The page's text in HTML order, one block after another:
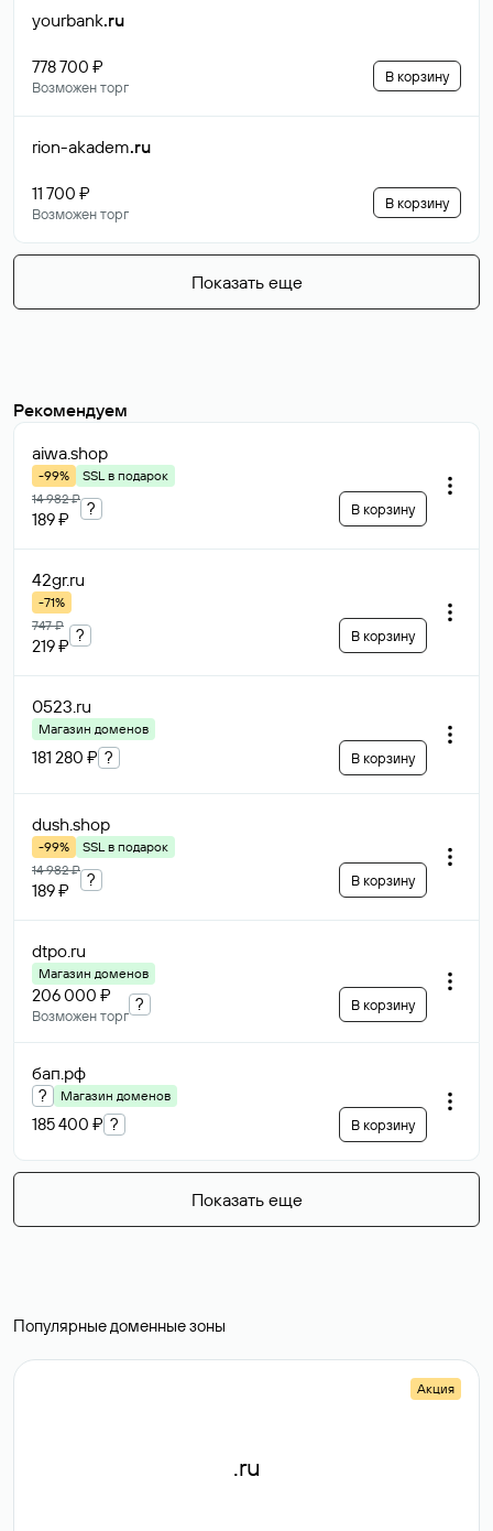
yourbank.ru
778 700 ₽
Возможен торг
В корзину
rion-akadem.ru
11 700 ₽
Возможен торг
В корзину
Показать еще
Рекомендуем
aiwa.shop
-99%
SSL в подарок
14 982 ₽
189 ₽
? В корзину
42gr.ru
-71%
747 ₽
219 ₽
? В корзину
0523.ru
Магазин доменов
181 280 ₽ ? В корзину
dush.shop
-99%
SSL в подарок
14 982 ₽
189 ₽
? В корзину
dtpo.ru
Магазин доменов
206 000 ₽
Возможен торг
? В корзину
бап.рф
? Магазин доменов
185 400 ₽ ? В корзину
Показать еще
Популярные доменные зоны
Акция
.ru